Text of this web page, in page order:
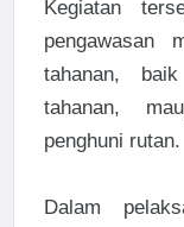
Kegiatan
pengawasan
tahanan,
tahanan,
penghuni rutan.
Dalam